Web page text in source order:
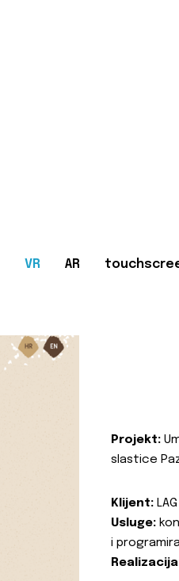
VR AR
Projekt:
slastice
Klijent:
Usluge:
i